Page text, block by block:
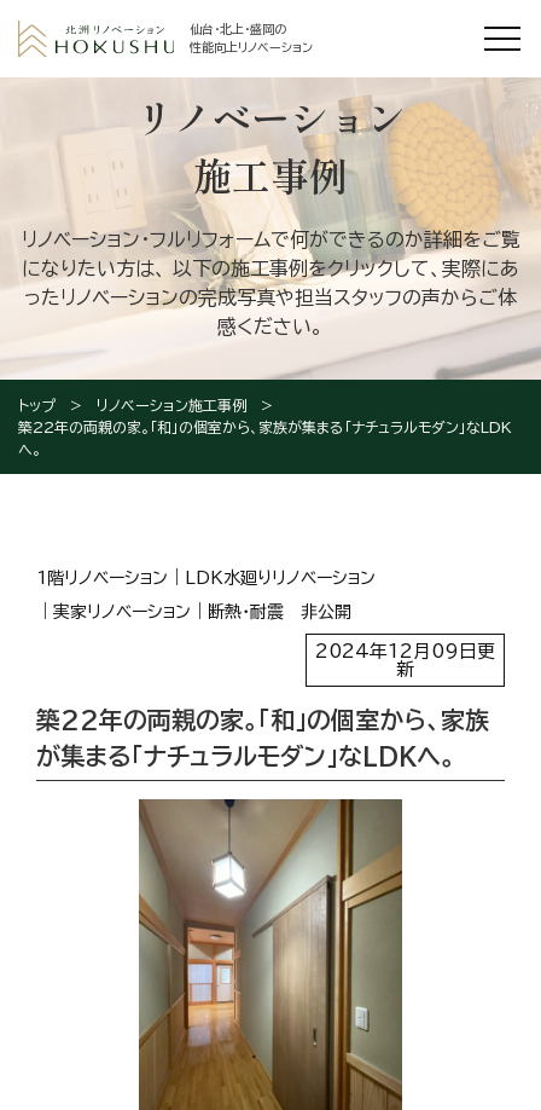
仙台・北上・盛岡の
性能向上リノベーション
リノベーション
施工事例
リノベーション・フルリフォームで何ができるのか詳細をご覧
になりたい方は、
以下の施工事例をクリックして、実際にあ
ったリノベーションの完成写真や担当スタッフの声からご体
感ください。
トップ
リノベーション施工事例
築22年の両親の家。「和」の個室から、家族が集まる「ナチュラルモダン」なLDK
へ。
1階リノベーション
LDK水廻りリノベーション
実家リノベーション
断熱・耐震 非公開
2024年12月09日更
新
築22年の両親の家。「和」の個室から、家族
が集まる「ナチュラルモダン」なLDKへ。